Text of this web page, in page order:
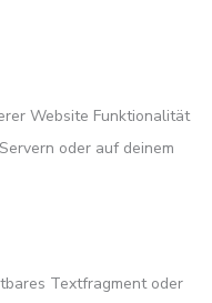
Website Funktionalität
oder auf deinem
Textfragment oder